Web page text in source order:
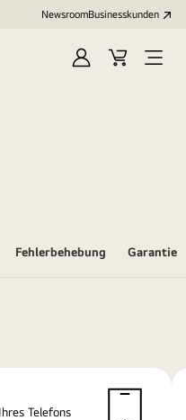
NewsroomBusinesskunden
AnmeldenWarenkorb
Menü
Fehlerbehebung Garantie
Telefons